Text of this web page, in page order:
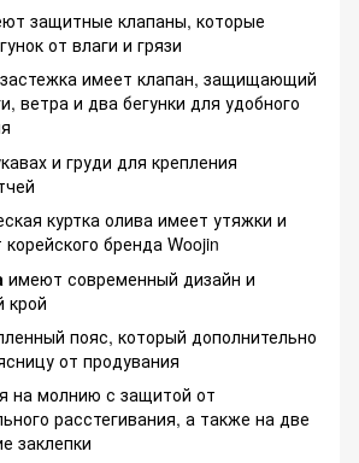
защитные клапаны, которые
от влаги и грязи
имеет клапан, защищающий
ветра и два бегунки для удобного
и груди для крепления
куртка олива имеет утяжки и
бренда Woojin
имеют современный дизайн и
крой
пояс, который дополнительно
от продувания
на молнию с защитой от
расстегивания, а также на две
заклепки